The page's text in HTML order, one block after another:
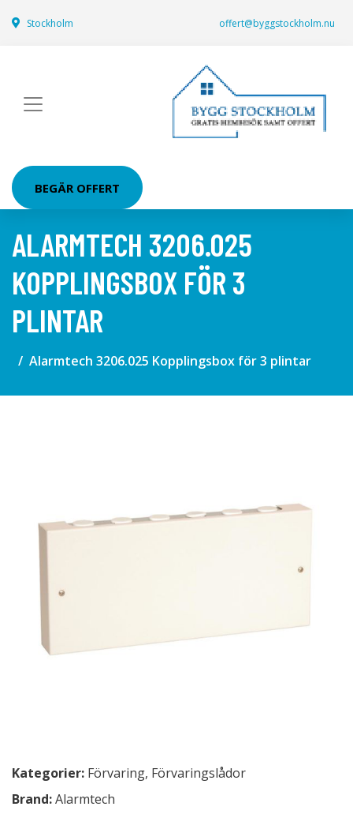
Stockholm offert@byggstockholm.nu
BEGÄR OFFERT
ALARMTECH 3206.025
KOPPLINGSBOX FÖR 3
PLINTAR
Alarmtech 3206.025 Kopplingsbox för 3 plintar
Kategorier: Förvaring, Förvaringslådor
Brand:Alarmtech